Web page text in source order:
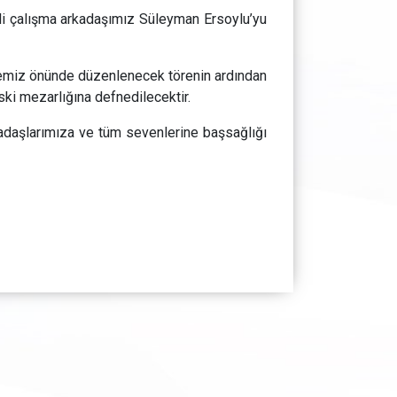
arkadaşımız Süleyman Ersoylu’yu
önünde düzenlenecek törenin ardından
mezarlığına defnedilecektir.
ve tüm sevenlerine başsağlığı